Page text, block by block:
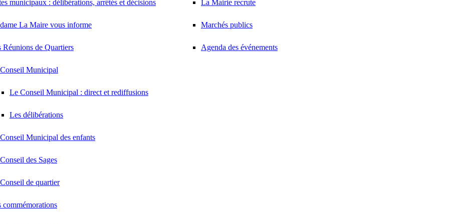
municipaux : délibérations, arrêtés et décisions
La Maire vous informe
Réunions de Quartiers
Municipal
Le Conseil Municipal : direct et rediffusions
Les délibérations
Municipal des enfants
des Sages
de quartier
commémorations
La Mairie recrute
Marchés publics
Agenda des événements